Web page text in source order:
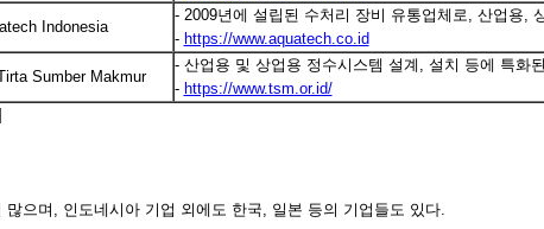
Indonesia
- 2009년에 설립된 수처리 장비 유통업체로, 산업용,
- https://www.aquatech.co.id
Sumber Makmur
- 산업용 및 상업용 정수시스템 설계, 설치 등에 특화
- https://www.tsm.or.id/
으며, 인도네시아 기업 외에도 한국, 일본 등의 기업들도 있다.